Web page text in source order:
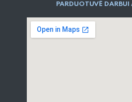
PARDUOTUVĖ DARBUI